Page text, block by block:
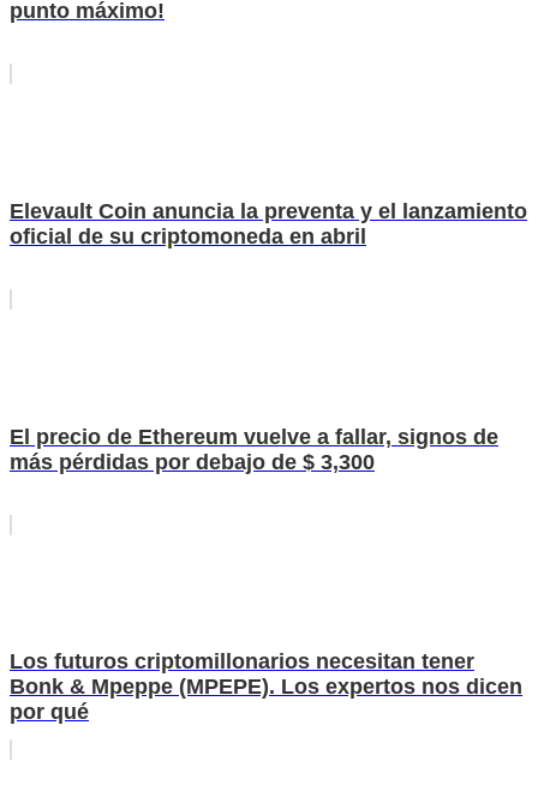
punto máximo!
Elevault Coin anuncia la preventa y el lanzamiento
oficial de su criptomoneda en abril
El precio de Ethereum vuelve a fallar, signos de
más pérdidas por debajo de $ 3,300
Los futuros criptomillonarios necesitan tener
Bonk & Mpeppe (MPEPE). Los expertos nos dicen
por qué